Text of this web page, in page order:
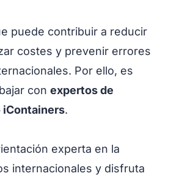
puede contribuir a reducir
costes y prevenir errores
Por ello, es
con expertos de
iContainers.
experta en la
internacionales y disfruta